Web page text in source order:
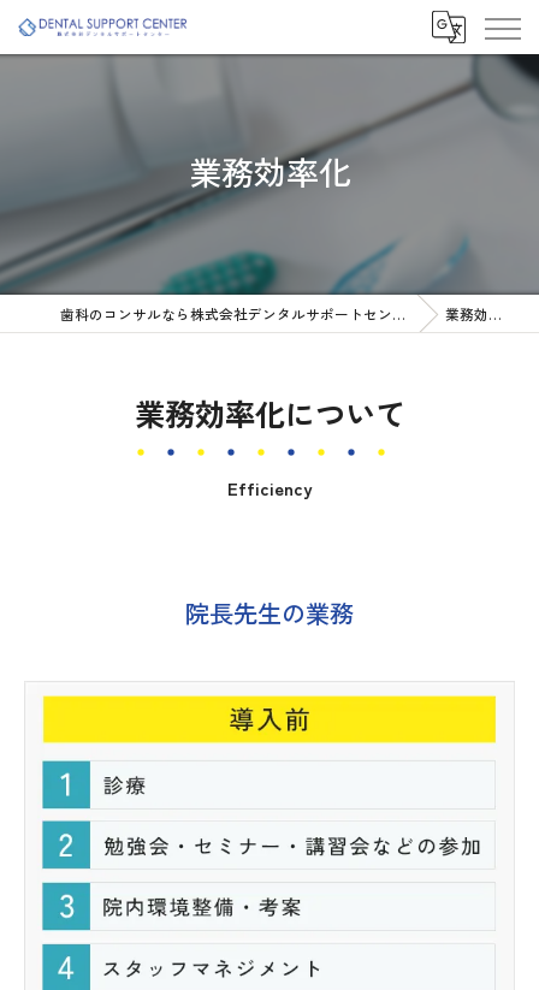
業務効率化
歯科のコンサルなら株式会社デンタルサポートセンター 業務効率化
Efficiency
業務効率化について
院長先生の業務